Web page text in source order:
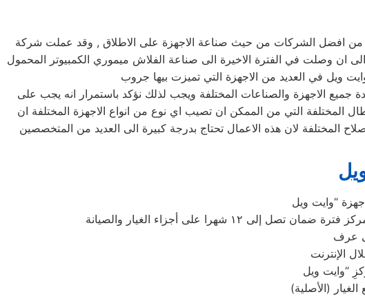
لانه من افضل الشركات من حيث صناعة الاجهزة على الاطلاق , وقد عملت شركة
ان وصلت في الفترة الاخيرة الى صناعة الفلاش ميموري الكمبيوتر المحمول
جميع الاجهزة والصناعات المختلفة ويجب لذلك نؤكد باستمرار انه يجب على
المختلفة التي من الممكن ان تصيب اي نوع من انواع الاجهزة المختلفة ان
المختلفة لان هذه الاعمال تحتاج بدرجة كبيرة الى العديد من المتخصصين
عرف